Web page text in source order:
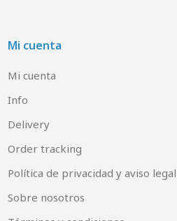
Mi cuenta
Mi cuenta
Info
Delivery
Order tracking
Política de privacidad y aviso legal
Sobre nosotros